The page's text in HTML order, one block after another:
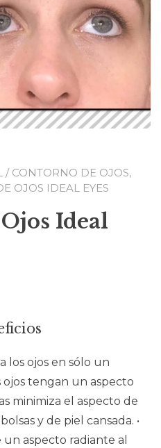
/ CONTORNO DE OJOS,
OJOS IDEAL EYES
Ideal
los ojos en sólo un
ojos tengan un aspecto
minimiza el aspecto de
y de piel cansada. •
aspecto radiante al